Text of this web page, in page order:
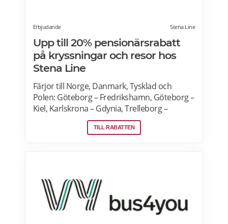
Erbjudande Stena Line
Upp till 20% pensionärsrabatt
på kryssningar och resor hos
Stena Line
Färjor till Norge, Danmark, Tysklad och
Polen: Göteborg – Fredrikshamn, Göteborg –
Kiel, Karlskrona – Gdynia, Trelleborg –
Rostock, Nynäshamn – Ventspils. Se senaste
specialerbjudanden på Stena Line och boka
TILL RABATTEN